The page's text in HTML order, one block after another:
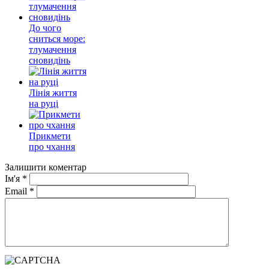
До чого
сниться море:
тлумачення
сновидінь
Лінія життя
на руці
Прикмети
про чхання
Залишити коментар
Ім'я *
Email *